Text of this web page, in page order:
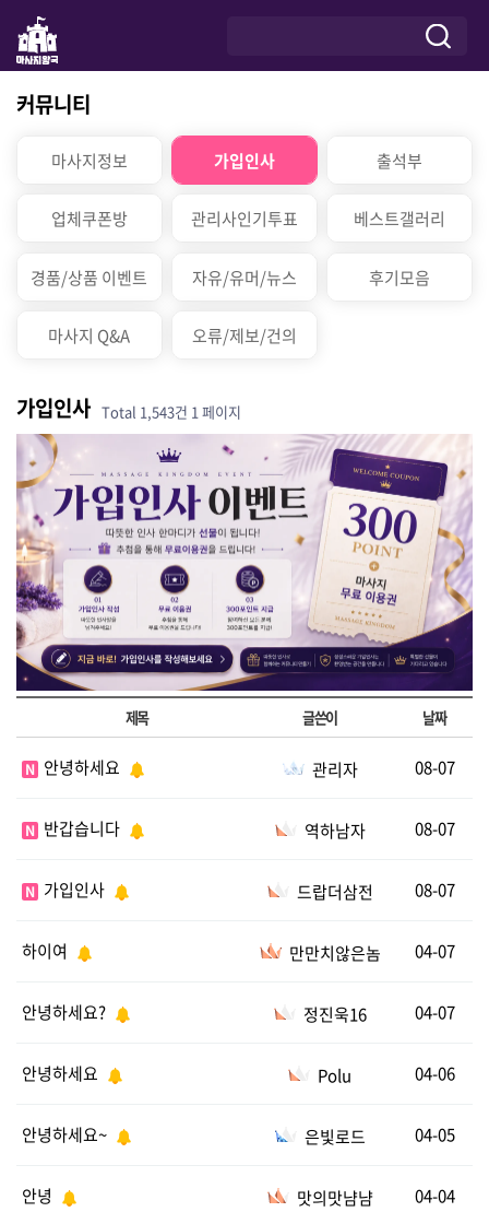
커뮤니티
마사지정보 가입인사 출석부
업체쿠폰방 관리사인기투표 베스트갤러리
경품/상품 이벤트 자유/유머/뉴스 후기모음
마사지 Q&A 오류/제보/건의
가입인사 Total 1,543건 1 페이지
제목 글쓴이 날짜
N 안녕하세요 관리자 08-07
N 반갑습니다 역하남자 08-07
N 가입인사 드랍더삼전 08-07
하이여 만만치않은놈 04-07
안녕하세요? 정진욱16 04-07
안녕하세요 Polu 04-06
안녕하세요~ 은빛로드 04-05
안녕 맛의맛냠냠 04-04